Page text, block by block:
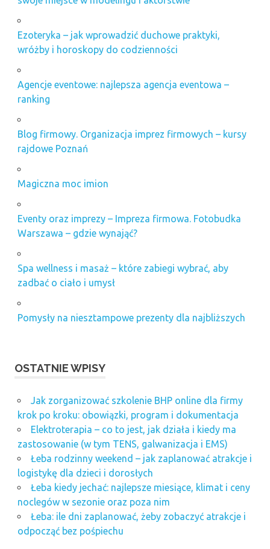
Ezoteryka – jak wprowadzić duchowe praktyki,
wróżby i horoskopy do codzienności
Agencje eventowe: najlepsza agencja eventowa –
ranking
Blog firmowy. Organizacja imprez firmowych – kursy
rajdowe Poznań
Magiczna moc imion
Eventy oraz imprezy – Impreza firmowa. Fotobudka
Warszawa – gdzie wynająć?
Spa wellness i masaż – które zabiegi wybrać, aby
zadbać o ciało i umysł
Pomysły na niesztampowe prezenty dla najbliższych
OSTATNIE WPISY
Jak zorganizować szkolenie BHP online dla firmy
krok po kroku: obowiązki, program i dokumentacja
Elektroterapia – co to jest, jak działa i kiedy ma
zastosowanie (w tym TENS, galwanizacja i EMS)
Łeba rodzinny weekend – jak zaplanować atrakcje i
logistykę dla dzieci i dorosłych
Łeba kiedy jechać: najlepsze miesiące, klimat i ceny
noclegów w sezonie oraz poza nim
Łeba: ile dni zaplanować, żeby zobaczyć atrakcje i
odpocząć bez pośpiechu